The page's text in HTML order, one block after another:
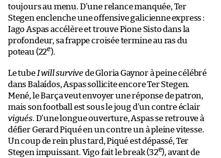
toujours au menu. D’une relance manquée, Ter
Stegen enclenche une offensive galicienne express :
Iago Aspas accélère et trouve Pione Sisto dans la
profondeur, sa frappe croisée termine au ras du
poteau (22e).
Le tube I will survivede Gloria Gaynor à peine célébré
dans Balaídos, Aspas sollicite encore Ter Stegen.
Mené, le Barça veut envoyer une réponse de patron,
mais son football est sous le joug d’un contre éclair
vigués. D’une longue ouverture, Aspas se retrouve à
défier Gerard Piqué en un contre un à pleine vitesse.
Un coup de rein plus tard, Piqué est dépassé, Ter
Stegen impuissant. Vigo fait le break (32e), avant de